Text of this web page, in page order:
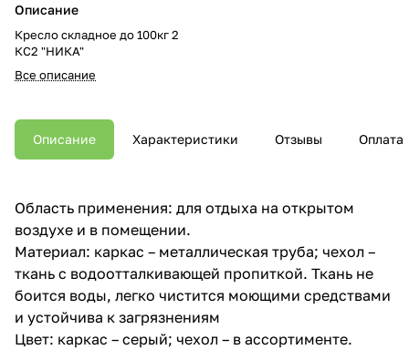
Описание
Кресло складное до 100кг 2
КС2 "НИКА"
Все описание
Описание Характеристики Отзывы Оплата
Область применения: для отдыха на открытом
воздухе и в помещении.
Материал: каркас – металлическая труба; чехол –
ткань с водоотталкивающей пропиткой. Ткань не
боится воды, легко чистится моющими средствами
и устойчива к загрязнениям
Цвет: каркас – серый; чехол – в ассортименте.